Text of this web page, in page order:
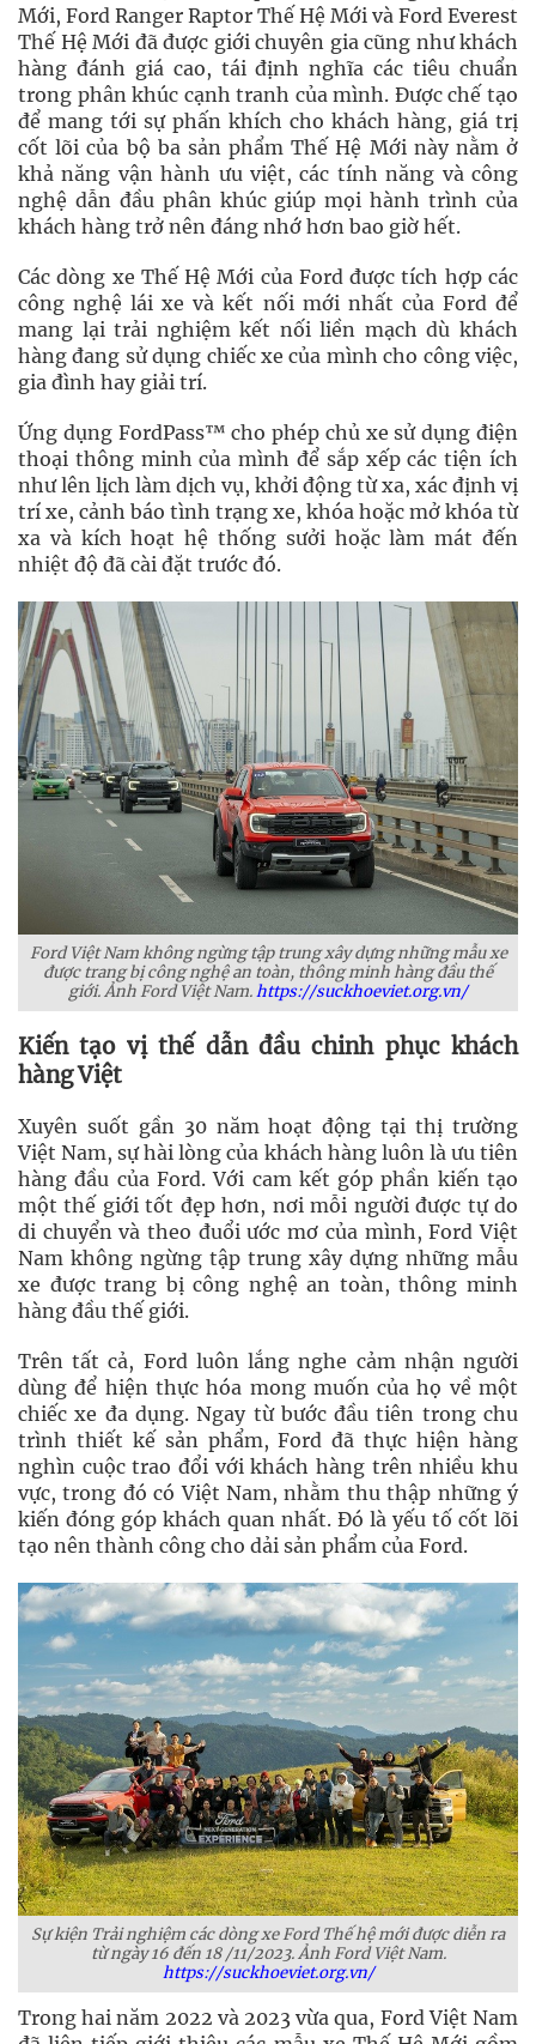
Mới, Ford Ranger Raptor Thế Hệ Mới và Ford Everest
Thế Hệ Mới đã được giới chuyên gia cũng như khách
hàng đánh giá cao, tái định nghĩa các tiêu chuẩn
trong phân khúc cạnh tranh của mình. Được chế tạo
để mang tới sự phấn khích cho khách hàng, giá trị
cốt lõi của bộ ba sản phẩm Thế Hệ Mới này nằm ở
khả năng vận hành ưu việt, các tính năng và công
nghệ dẫn đầu phân khúc giúp mọi hành trình của
khách hàng trở nên đáng nhớ hơn bao giờ hết.
Các dòng xe Thế Hệ Mới của Ford được tích hợp các
công nghệ lái xe và kết nối mới nhất của Ford để
mang lại trải nghiệm kết nối liền mạch dù khách
hàng đang sử dụng chiếc xe của mình cho công việc,
gia đình hay giải trí.
Ứng dụng FordPass™ cho phép chủ xe sử dụng điện
thoại thông minh của mình để sắp xếp các tiện ích
như lên lịch làm dịch vụ, khởi động từ xa, xác định vị
trí xe, cảnh báo tình trạng xe, khóa hoặc mở khóa từ
xa và kích hoạt hệ thống sưởi hoặc làm mát đến
nhiệt độ đã cài đặt trước đó.
Ford Việt Nam không ngừng tập trung xây dựng những mẫu xe
được trang bị công nghệ an toàn, thông minh hàng đầu thế
giới. Ảnh Ford Việt Nam.https://suckhoeviet.org.vn/
Kiến tạo vị thế dẫn đầu chinh phục khách
hàng Việt
Xuyên suốt gần 30 năm hoạt động tại thị trường
Việt Nam, sự hài lòng của khách hàng luôn là ưu tiên
hàng đầu của Ford. Với cam kết góp phần kiến tạo
một thế giới tốt đẹp hơn, nơi mỗi người được tự do
di chuyển và theo đuổi ước mơ của mình, Ford Việt
Nam không ngừng tập trung xây dựng những mẫu
xe được trang bị công nghệ an toàn, thông minh
hàng đầu thế giới.
Trên tất cả, Ford luôn lắng nghe cảm nhận người
dùng để hiện thực hóa mong muốn của họ về một
chiếc xe đa dụng. Ngay từ bước đầu tiên trong chu
trình thiết kế sản phẩm, Ford đã thực hiện hàng
nghìn cuộc trao đổi với khách hàng trên nhiều khu
vực, trong đó có Việt Nam, nhằm thu thập những ý
kiến đóng góp khách quan nhất. Đó là yếu tố cốt lõi
tạo nên thành công cho dải sản phẩm của Ford.
Sự kiện Trải nghiệm các dòng xe Ford Thế hệ mới được diễn ra
từ ngày 16 đến 18 /11/2023. Ảnh Ford Việt Nam.
https://suckhoeviet.org.vn/
Trong hai năm 2022 và 2023 vừa qua, Ford Việt Nam